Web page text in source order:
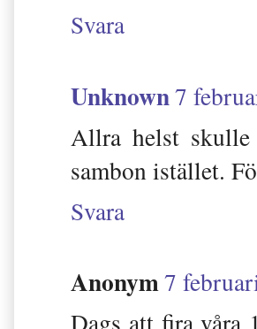
Svara
Unknown7
Allra helst
sambon istället.
Svara
Anonym7